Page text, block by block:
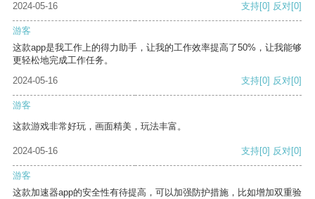
2024-05-16
支持[0] 反对[0]
游客
这款app是我工作上的得力助手，让我的工作效率提高了50%，让我能够
更轻松地完成工作任务。
2024-05-16
支持[0] 反对[0]
游客
这款游戏非常好玩，画面精美，玩法丰富。
2024-05-16 支持[0] 反对[0]
游客
这款加速器app的安全性有待提高，可以加强防护措施，比如增加双重验